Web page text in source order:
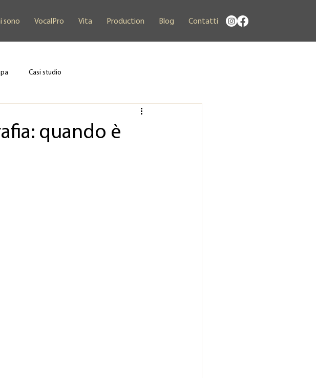
sono VocalPro Vita Production Blog Contatti
Casi studio
quando è